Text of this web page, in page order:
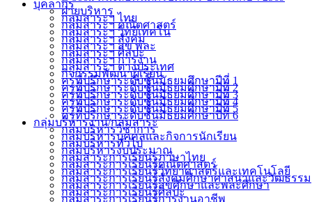
บุคลากร
ฝ่ายบริหาร
กลุ่มสาระฯ ไทย
กลุ่มสาระฯ คณิตศาสตร์
กลุ่มสาระฯ วิทย์เทคโน
กลุ่มสาระฯ สังคม
กลุ่มสาระฯ สุข พละ
กลุ่มสาระฯ ศิลปะ
กลุ่มสาระฯ การงาน
กลุ่มสาระฯ ต่างประเทศ
กิจกรรมพัฒนาผู้เรียน
ครูที่ปรึกษาระดับชั้นมัธยมศึกษาปีที่ 1
ครูที่ปรึกษาระดับชั้นมัธยมศึกษาปีที่ 2
ครูที่ปรึกษาระดับชั้นมัธยมศึกษาปีที่ 3
ครูที่ปรึกษาระดับชั้นมัธยมศึกษาปีที่ 4
ครูที่ปรึกษาระดับชั้นมัธยมศึกษาปีที่ 5
ครูที่ปรึกษาระดับชั้นมัธยมศึกษาปีที่ 6
กลุ่มบริหารงาน/กลุ่มสาระ
กลุ่มบริหารวิชาการ
กลุ่มบริหารบุคคลและกิจการนักเรียน
กลุ่มบริหารทั่วไป
กลุ่มบริหารงบประมาณ
กลุ่มสาระการเรียนรู้ภาษาไทย
กลุ่มสาระการเรียนรู้คณิตศาสตร์
กลุ่มสาระการเรียนรู้วิทยาศาสตร์และเทคโนโลยี
กลุ่มสาระการเรียนรู้สังคมศึกษาศาสนาและวัฒธรรม
กลุ่มสาระการเรียนรู้สุขศึกษาและพละศึกษา
กลุ่มสาระการเรียนรู้ศิลปะ
กลุ่มสาระการเรียนรู้การงานอาชีพ